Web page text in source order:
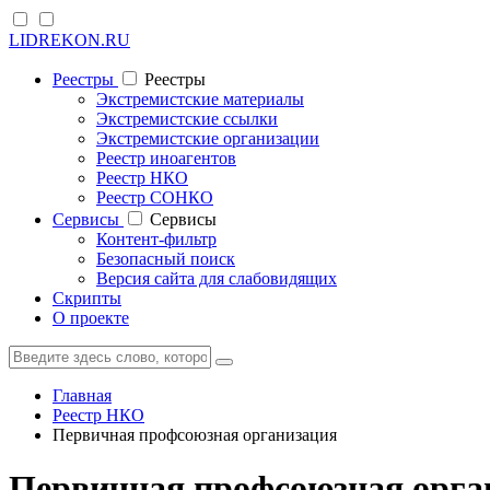
LIDREKON.RU
Реестры
Реестры
Экстремистские материалы
Экстремистские ссылки
Экстремистские организации
Реестр иноагентов
Реестр НКО
Реестр СОНКО
Cервисы
Cервисы
Контент-фильтр
Безопасный поиск
Версия сайта для слабовидящих
Скрипты
О проекте
Главная
Реестр НКО
Первичная профсоюзная организация